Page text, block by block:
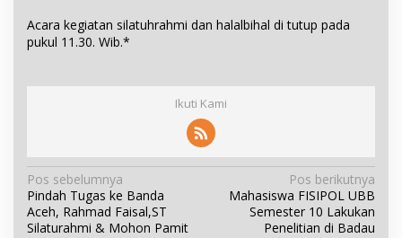
Acara kegiatan silatuhrahmi dan halalbihal di tutup pada
pukul 11.30. Wib.*
Ikuti Kami
N
a
v
Pos sebelumnya
Pindah Tugas ke Banda
Aceh, Rahmad Faisal,ST
Silaturahmi & Mohon Pamit
Pos berikutnya
Mahasiswa FISIPOL UBB
Semester 10 Lakukan
Penelitian di Badau